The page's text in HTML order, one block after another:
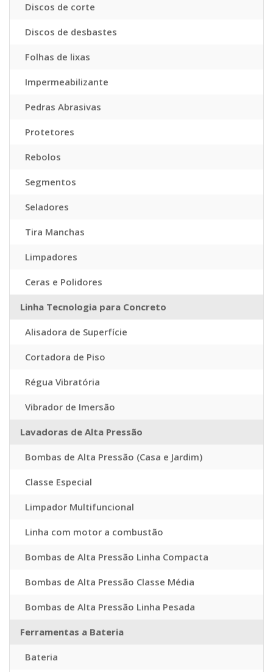
Discos de corte
Discos de desbastes
Folhas de lixas
Impermeabilizante
Pedras Abrasivas
Protetores
Rebolos
Segmentos
Seladores
Tira Manchas
Limpadores
Ceras e Polidores
Linha Tecnologia para Concreto
Alisadora de Superfície
Cortadora de Piso
Régua Vibratória
Vibrador de Imersão
Lavadoras de Alta Pressão
Bombas de Alta Pressão (Casa e Jardim)
Classe Especial
Limpador Multifuncional
Linha com motor a combustão
Bombas de Alta Pressão Linha Compacta
Bombas de Alta Pressão Classe Média
Bombas de Alta Pressão Linha Pesada
Ferramentas a Bateria
Bateria